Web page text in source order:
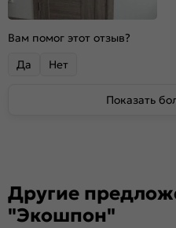
Вам помог этот отзыв?
Да
Нет
Показать
Другие
"Экошпон"